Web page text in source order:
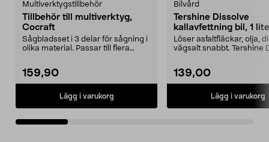
Multiverktygstillbehör
Tillbehör till multiverktyg,
Cocraft
Sågbladsset i 3 delar för sågning i
olika material. Passar till flera
159,90
Lägg i varukorg
Bilvård
Tershine Dissolve
kallavfettning bil, 1
Löser asfaltfläckar, olja,
vägsalt snabbt. Tershine
139,00
Lägg i varukorg